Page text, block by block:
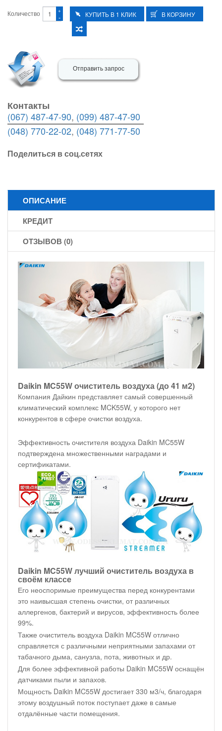
Количество -
+
Отправить запрос
Контакты
(067) 487-47-90, (099) 487-47-90
(048) 770-22-02, (048) 771-77-50
Поделиться в соц.сетях
ОПИСАНИЕ
КРЕДИТ
ОТЗЫВОВ (0)
Daikin MC55W очиститель воздуха (до 41 м2)
Компания Дайкин представляет самый совершенный
климатический комплекс MCK55W, у которого нет
конкурентов в сфере очистки воздуха.
Эффективность очистителя воздуха Daikin MC55W
подтверждена множественными наградами и
сертификатами.
Daikin MC55W лучший очиститель воздуха в
своём классе
Его неоспоримые преимущества перед конкурентами
это наивысшая степень очистки, от различных
аллергенов, бактерий и вирусов, эффективность более
99%.
Также очиститель воздуха Daikin MC55W отлично
справляется с различными неприятными запахами от
табачного дыма, санузла, пота, животных и др.
Для более эффективной работы Daikin MC55W оснащён
датчиками пыли и запахов.
Мощность Daikin MC55W достигает 330 м3/ч, благодаря
этому воздушный поток поступает даже в самые
отдалённые части помещения.